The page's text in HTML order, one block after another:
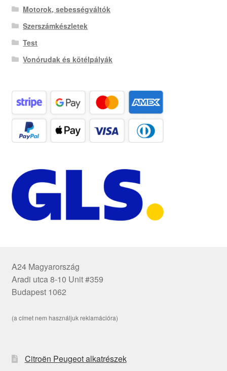
Motorok, sebességváltók
Szerszámkészletek
Test
Vonórudak és kötélpályák
A24 Magyarország
Aradi utca 8-10 Unit #359
Budapest 1062
(a címet nem használjuk reklamációra)
Citroën Peugeot alkatrészek